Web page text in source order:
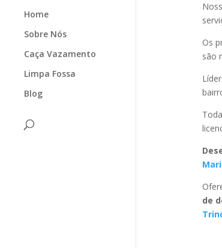
Home
Sobre Nós
Caça Vazamento
Limpa Fossa
Blog
Os
são
de